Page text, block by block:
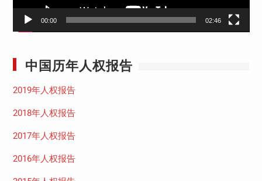
00:00 02:46
中国历年人权报告
2019年人权报告
2018年人权报告
2017年人权报告
2016年人权报告